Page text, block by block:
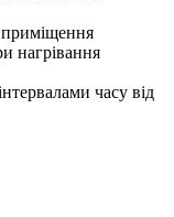
приміщення
нагрівання
часу від